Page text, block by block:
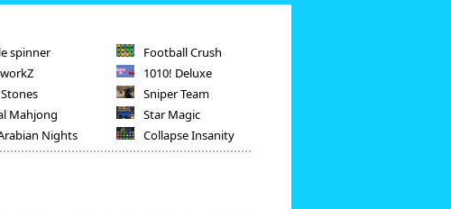
spinner
Mahjong
Nights
Football Crush
1010! Deluxe
Sniper Team
Star Magic
Collapse Insanity